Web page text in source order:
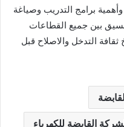
وأهمية برامج التدريب وصياغة
بين جميع القطاعات
التدخل والاصلاح قبل
القابضة للكهرباء